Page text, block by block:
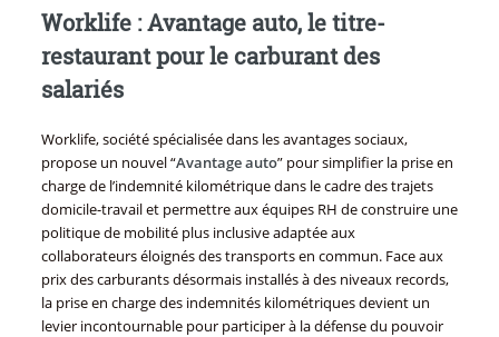
Worklife : Avantage auto, le titre-
restaurant pour le carburant des
salariés
Worklife, société spécialisée dans les avantages sociaux,
propose un nouvel “Avantage auto” pour simplifier la prise en
charge de l’indemnité kilométrique dans le cadre des trajets
domicile-travail et permettre aux équipes RH de construire une
politique de mobilité plus inclusive adaptée aux
collaborateurs éloignés des transports en commun. Face aux
prix des carburants désormais installés à des niveaux records,
la prise en charge des indemnités kilométriques devient un
levier incontournable pour participer à la défense du pouvoir